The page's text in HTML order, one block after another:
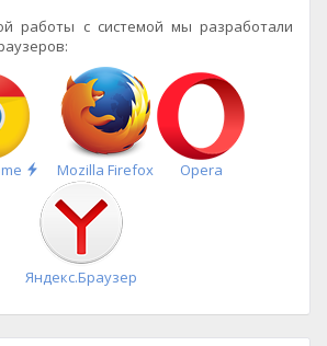
работы с системой мы разработали
Быстрая
установка
Mozilla Firefox Opera
Яндекс.Браузер